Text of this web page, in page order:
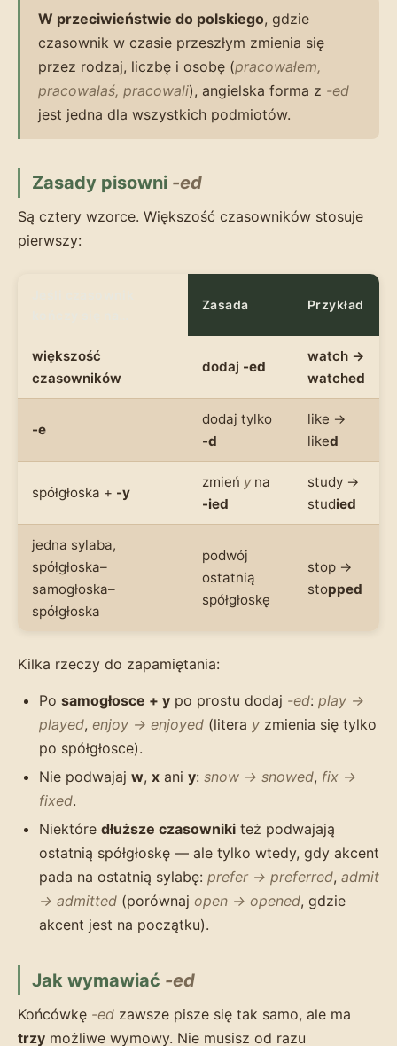
W przeciwieństwie do polskiego, gdzie
czasownik w czasie przeszłym zmienia się
przez rodzaj, liczbę i osobę (pracowałem,
pracowałaś, pracowali), angielska forma z -ed
jest jedna dla wszystkich podmiotów.
Zasady pisowni -ed
Są cztery wzorce. Większość czasowników stosuje
pierwszy:
Zasada Przykład
większość
czasowników
dodaj -ed
watch →
watched
-e
dodaj tylko
-d
like →
liked
spółgłoska + -y
zmień yna
-ied
study →
studied
jedna sylaba,
spółgłoska–
samogłoska–
spółgłoska
podwój
ostatnią
spółgłoskę
stop →
stopped
Kilka rzeczy do zapamiętania:
Po samogłosce + y po prostu dodaj -ed: play →
played, enjoy → enjoyed (litera y zmienia się tylko
po spółgłosce).
Nie podwajaj w, x ani y: snow → snowed, fix →
fixed.
Niektóre dłuższe czasowniki też podwajają
ostatnią spółgłoskę — ale tylko wtedy, gdy akcent
pada na ostatnią sylabę: prefer → preferred, admit
→ admitted (porównaj open → opened, gdzie
akcent jest na początku).
Jak wymawiać -ed
Końcówkę -ed zawsze pisze się tak samo, ale ma
trzy możliwe wymowy. Nie musisz od razu